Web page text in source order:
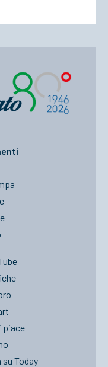
piace
su Today